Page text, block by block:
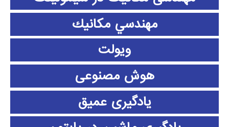
مهندسي مكانيك
ویولت
هوش مصنوعی
یادگیری عمیق